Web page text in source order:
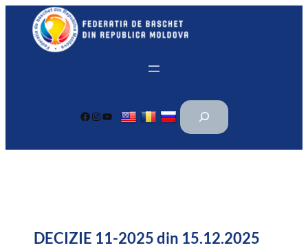
Перейти
содержимому
Facebook Instagram YouTube
П
и
DECIZIE 11-2025 din 15.12.2025